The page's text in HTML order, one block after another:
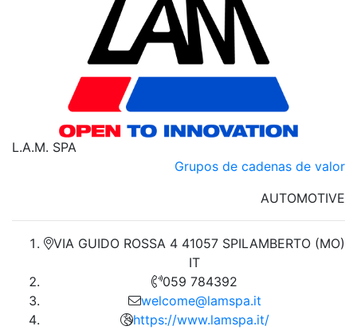
L.A.M. SPA
Grupos de cadenas de valor
AUTOMOTIVE
VIA GUIDO ROSSA 4 41057 SPILAMBERTO (MO)
IT
059 784392
welcome@lamspa.it
https://www.lamspa.it/